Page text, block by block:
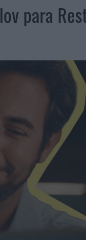
GLOBAL
EN CORNETTO, CALIPPO Y
DE SUS RELACIONES CON LOS
ÚLTIMA CAMPAÑA
A LARGO PLAZO Y LA MEDICIÓN
RESORTS
INUSUALY PARA CERVEZA CAPAZ
DE INCLUSIÓN
NUEVA CAMPAÑA GLOBAL DE
para